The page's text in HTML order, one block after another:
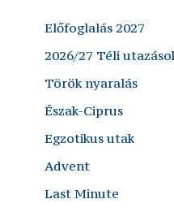
Előfoglalás 2027
2026/27 Téli
Török nyaralás
Észak-Ciprus
Egzotikus utak
Advent
Last Minute